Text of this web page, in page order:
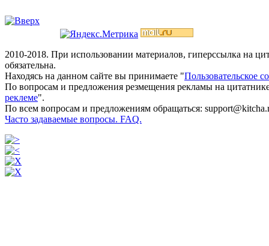
2010-2018. При использовании материалов, гиперссылка на
обязательна.
Находясь на данном сайте вы принимаете "Пользовательское
По вопросам и предложения резмещения рекламы на
реклеме".
По всем вопросам и предложениям обращаться:
Часто задаваемые вопросы. FAQ.